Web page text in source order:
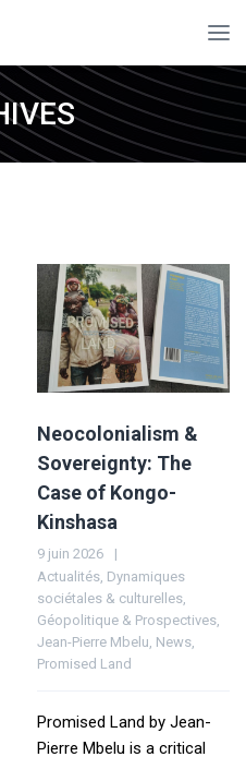
Neocolonialism &
Sovereignty: The
Case of Kongo-
Kinshasa
9 juin 2026
Actualités, Dynamiques
sociétales & culturelles,
Géopolitique & Prospectives,
Jean-Pierre Mbelu, News,
Promised Land
Promised Land by Jean-
Pierre Mbelu is a critical